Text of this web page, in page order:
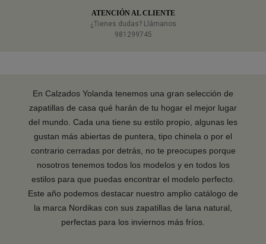
ATENCIÓN AL CLIENTE
¿Tienes dudas? Llámanos
981299745
En Calzados Yolanda tenemos una gran selección de
zapatillas de casa qué harán de tu hogar el mejor lugar
del mundo. Cada una tiene su estilo propio, algunas les
gustan más abiertas de puntera, tipo chinela o por el
contrario cerradas por detrás, no te preocupes porque
nosotros tenemos todos los modelos y en todos los
estilos para que puedas encontrar el modelo perfecto.
Este año podemos destacar nuestro amplio catálogo de
la marca Nordikas con sus zapatillas de lana natural,
perfectas para los inviernos más fríos.